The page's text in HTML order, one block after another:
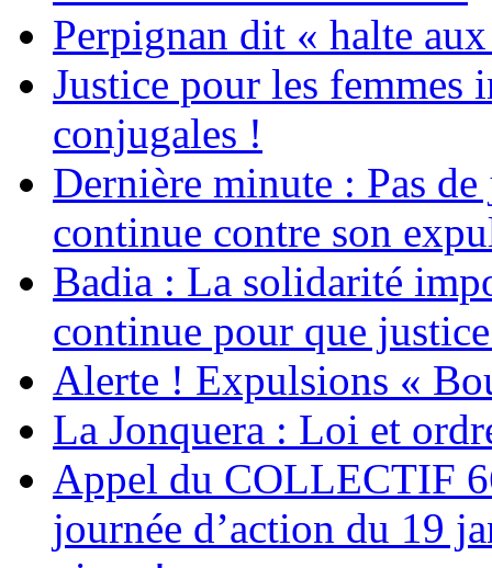
Perpignan dit « halte
Justice pour les femmes
conjugales !
Dernière minute : Pas
continue contre son
Badia : La solidarité
continue pour que
Alerte ! Expulsions «
La Jonquera : Loi et
Appel du COLLECTIF
journée d’action du 19